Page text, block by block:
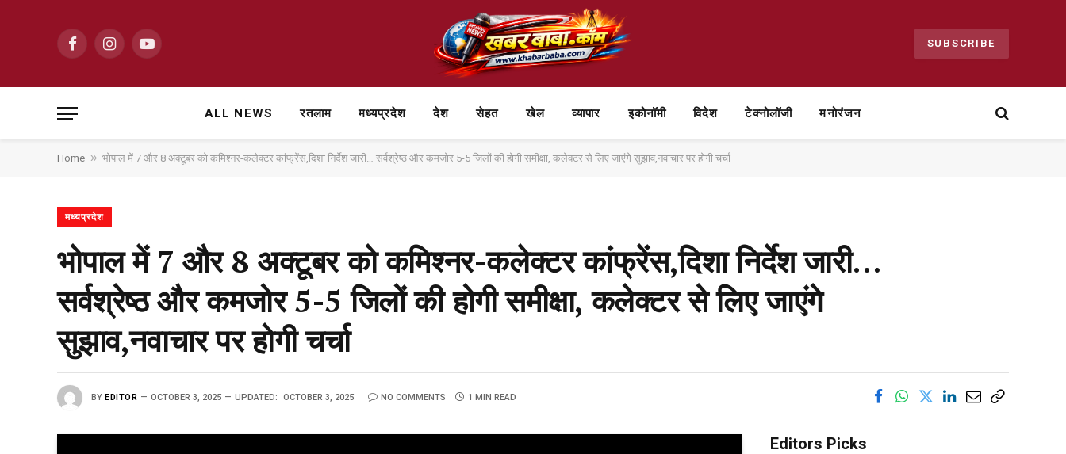
FacebookInstagramYouTube SUBSCRIBE
ALL NEWS रतलाम मध्यप्रदेश देश सेहत खेल व्यापार ⁠इकोनॉमी विदेश टेक्नोलॉजी मनोरंजन
Home » भोपाल में 7 और 8 अक्टूबर को कमिश्नर-कलेक्टर कांफ्रेंस,दिशा निर्देश जारी… सर्वश्रेष्ठ और कमजोर 5-5 जिलों की होगी समीक्षा, कलेक्टर से लिए जाएंगे सुझाव,नवाचार पर होगी चर्चा
मध्यप्रदेश
भोपाल में 7 और 8 अक्टूबर को कमिश्नर-कलेक्टर कांफ्रेंस,दिशा निर्देश जारी…
सर्वश्रेष्ठ और कमजोर 5-5 जिलों की होगी समीक्षा, कलेक्टर से लिए जाएंगे
सुझाव,नवाचार पर होगी चर्चा
BY EDITOR OCTOBER 3, 2025 UPDATED: OCTOBER 3, 2025 NO COMMENTS 1 MIN READ
Editors Picks